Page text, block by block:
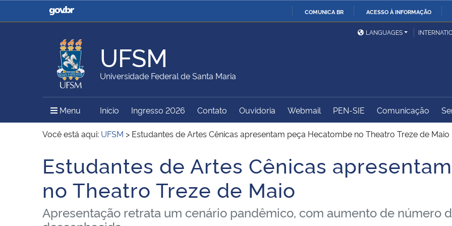
COMUNICA BR ACESSO À INFORMAÇÃO
Casa Civil
Ministério da Justiça e
Ministério da Defesa
Ministério das Relações
Exteriores
Ministério da Agricultura,
Pecuária e Abastecimento
Ministério da Educação
Ministério do Meio Ambiente Ministério do Turismo
Ministério do
Desenvolvimento Regional
Controladoria-Geral da
União
Secretaria de Governo
Gabinete de Segurança
Institucional
Advocacia-Geral da União Banco Central do Brasil
LANGUAGES
UFSM
Universidade Federal de Santa Maria
Menu Menu Principal do Sítio
Início Ingresso 2026 Contato Ouvidoria Webmail PEN-SIE Comunicação
Você está aqui: UFSM > Estudantes de Artes Cênicas apresentam peça Hecatombe no Theatro Treze de Maio
Início do conteúdo
Estudantes de Artes Cênicas
no Theatro Treze de Maio
Apresentação retrata um cenário pandêmico, com aumento de número